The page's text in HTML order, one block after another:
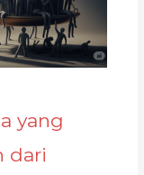
yang
dari